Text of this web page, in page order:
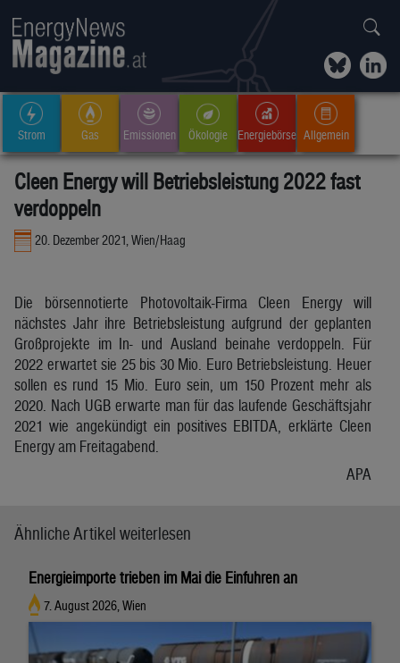
Strom Gas Emissionen Ökologie Energiebörse Allgemein
Cleen Energy will Betriebsleistung 2022 fast
verdoppeln
20. Dezember 2021, Wien/Haag
Die börsennotierte Photovoltaik-Firma Cleen Energy will
nächstes Jahr ihre Betriebsleistung aufgrund der geplanten
Großprojekte im In- und Ausland beinahe verdoppeln. Für
2022 erwartet sie 25 bis 30 Mio. Euro Betriebsleistung. Heuer
sollen es rund 15 Mio. Euro sein, um 150 Prozent mehr als
2020. Nach UGB erwarte man für das laufende Geschäftsjahr
2021 wie angekündigt ein positives EBITDA, erklärte Cleen
Energy am Freitagabend.
APA
Ähnliche Artikel weiterlesen
Energieimporte trieben im Mai die Einfuhren an
7. August 2026, Wien